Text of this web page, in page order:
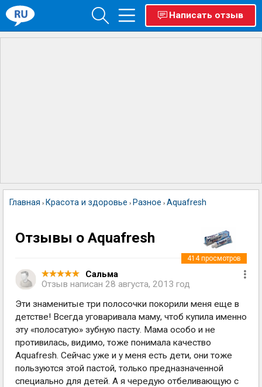
Написать отзыв
Главная › Красота и здоровье › Разное › Aquafresh
Отзывы о Aquafresh
Сальма
Отзыв написан 28 августа, 2013 год
414просмотров
Эти знаменитые три полосочки покорили меня еще в
детстве! Всегда уговаривала маму, чтоб купила именно
эту «полосатую» зубную пасту. Мама особо и не
противилась, видимо, тоже понимала качество
Aquafresh. Сейчас уже и у меня есть дети, они тоже
пользуются этой пастой, только предназначенной
специально для детей. А я чередую отбеливающую с